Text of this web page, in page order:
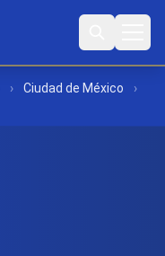
› Ciudad de México
›